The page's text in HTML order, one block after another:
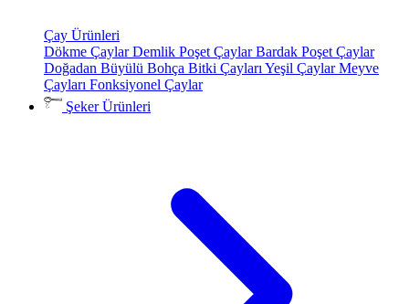
Çay Ürünleri
Dökme ÇaylarDemlik Poşet ÇaylarBardak Poşet Çaylar
Doğadan Büyülü Bohça Bitki Çayları Yeşil ÇaylarMeyve
Çayları Fonksiyonel Çaylar
Şeker Ürünleri